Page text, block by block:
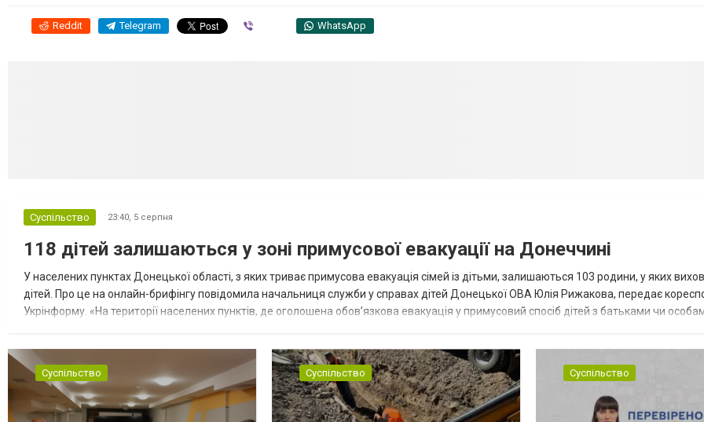
Reddit Telegram WhatsApp
Суспільство 23:40, 5 серпня
118 дітей залишаються у зоні примусової евакуації на Донеччині
У населених пунктах Донецької області, з яких триває примусова евакуація сімей із дітьми, залишаються 103 родини, у яких
дітей. Про це на онлайн-брифінгу повідомила начальниця служби у справах дітей Донецької ОВА Юлія Рижакова, передає
Укрінформу. «На території населених пунктів, де оголошена обов’язкова евакуація у примусовий спосіб дітей з батьками чи
Суспільство Суспільство Суспільство